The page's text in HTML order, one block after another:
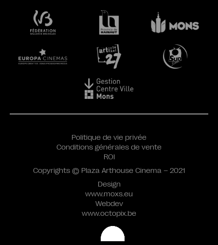
Design
www.moxs.eu
Webdev
www.octopix.be
Politique de vie privée
Conditions générales de vente
ROI
Copyrights © Plaza Arthouse Cinema – 2021